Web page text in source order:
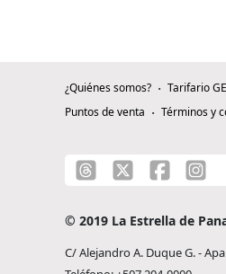
¿Quiénes somos? Tarifario
Puntos de venta
Términos y
© 2019 La Estrella de
C/ Alejandro A. Duque G. -